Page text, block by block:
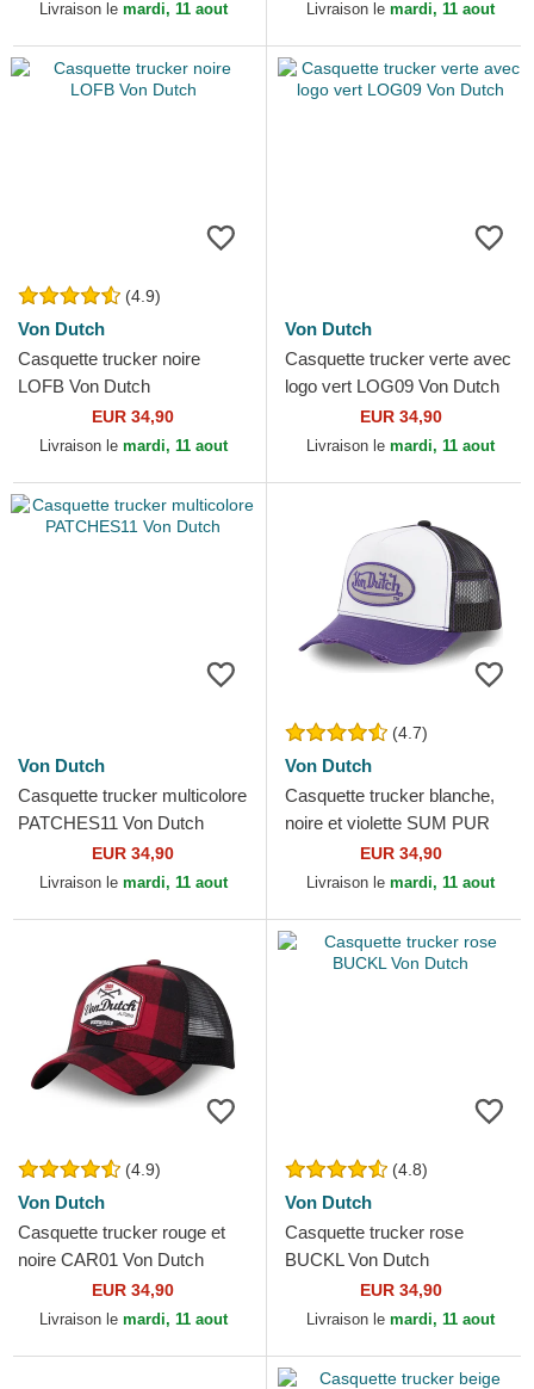
Livraison le mardi, 11 aout Livraison le mardi, 11 aout
(4.9)
Von Dutch
Casquette trucker noire
LOFB Von Dutch
EUR 34,90
Livraison le mardi, 11 aout
Von Dutch
Casquette trucker verte avec
logo vert LOG09 Von Dutch
EUR 34,90
Livraison le mardi, 11 aout
Von Dutch
Casquette trucker multicolore
PATCHES11 Von Dutch
EUR 34,90
Livraison le mardi, 11 aout
(4.7)
Von Dutch
Casquette trucker blanche,
noire et violette SUM PUR
Von DutchEUR 34,90
Livraison le mardi, 11 aout
(4.9)
Von Dutch
Casquette trucker rouge et
noire CAR01 Von Dutch
EUR 34,90
Livraison le mardi, 11 aout
(4.8)
Von Dutch
Casquette trucker rose
BUCKL Von Dutch
EUR 34,90
Livraison le mardi, 11 aout